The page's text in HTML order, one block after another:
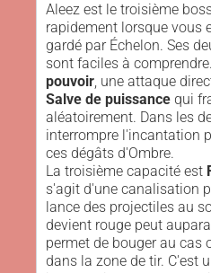
Aleez est le troisième
rapidement lorsque vous
gardé par Échelon. Ses
sont faciles à
pouvoir, une attaque
Salve de puissance qui
aléatoirement. Dans les
interrompre l'incantation
ces dégâts d'Ombre.
La troisième capacité est
s'agit d'une canalisation
lance des projectiles au
devient rouge peut
permet de bouger au cas
dans la zone de tir. C'est